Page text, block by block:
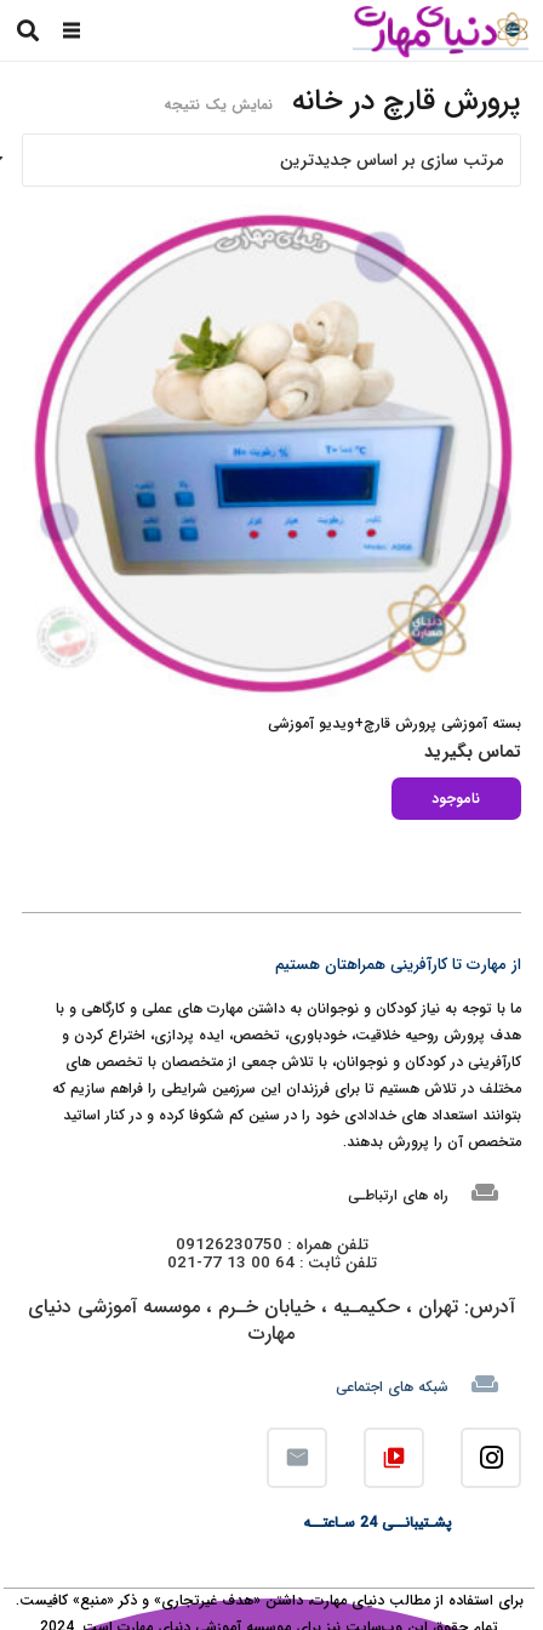
پرورش قارچ در خانه نمایش یک نتیجه
بسته آموزشی پرورش قارچ+ویدیو آموزشی
تماس بگیرید
ناموجود
از مهارت تا کارآفرینی همراهتان هستیم
ما با توجه به نیاز کودکان و نوجوانان به داشتن مهارت های عملی و کارگاهی و با
هدف پرورش روحیه خلاقیت، خودباوری، تخصص، ایده پردازی، اختراع کردن و
کارآفرینی در کودکان و نوجوانان، با تلاش جمعی از متخصصان با تخصص های
مختلف در تلاش هستیم تا برای فرزندان این سرزمین شرایطی را فراهم سازیم که
بتوانند استعداد های خدادادی خود را در سنین کم شکوفا کرده و در کنار اساتید
متخصص آن را پرورش بدهند.
weekend راه های ارتباطـی
تلفن همراه : 09126230750
تلفن ثابت : 64 00 13 77-021
آدرس: تهران ، حکیمـیه ، خیابان خـرم ، موسسه آموزشی دنیای
مهارت
weekend شبکه های اجتماعی
video_library
پشـتیبانــی 24 سـاعتــه
برای استفاده از مطالب دنیای مهارت، داشتن «هدف غیرتجاری» و ذکر «منبع» کافیست.